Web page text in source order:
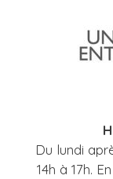
Du lundi
14h à 17h.